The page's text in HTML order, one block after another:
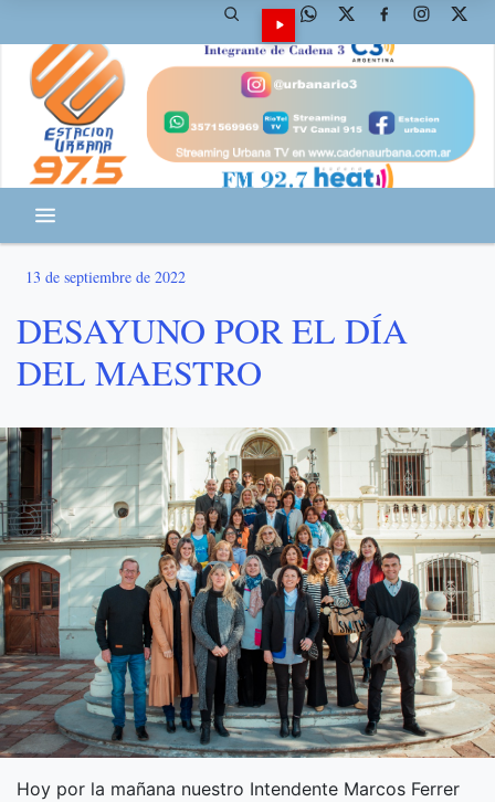
13 de septiembre de 2022
DESAYUNO POR EL DÍA
DEL MAESTRO
Hoy por la mañana nuestro Intendente Marcos Ferrer